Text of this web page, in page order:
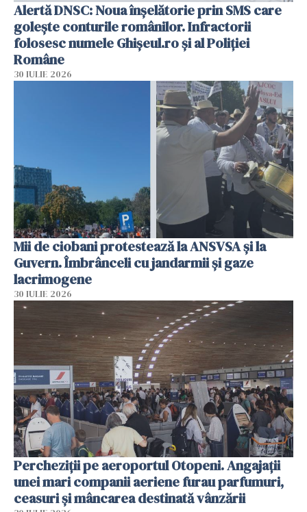
Alertă DNSC: Noua înșelătorie prin SMS care
golește conturile românilor. Infractorii
folosesc numele Ghișeul.ro și al Poliției
Române
30 IULIE 2026
Mii de ciobani protestează la ANSVSA și la
Guvern. Îmbrânceli cu jandarmii și gaze
lacrimogene
30 IULIE 2026
Percheziții pe aeroportul Otopeni. Angajații
unei mari companii aeriene furau parfumuri,
ceasuri și mâncarea destinată vânzării